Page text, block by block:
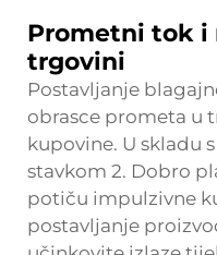
Prometni tok i
trgovini
Postavljanje
obrasce prometa u
kupovine. U skladu
stavkom 2. Dobro
potiču impulzivne
postavljanje